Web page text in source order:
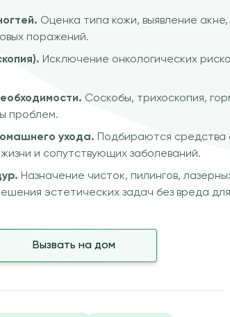
Оценка типа кожи, выявление акне,
поражений.
Исключение онкологических
Соскобы, трихоскопия,
проблем.
ухода. Подбираются средства
и сопутствующих заболеваний.
Назначение чисток, пилингов,
эстетических задач без вреда для
Вызвать на дом